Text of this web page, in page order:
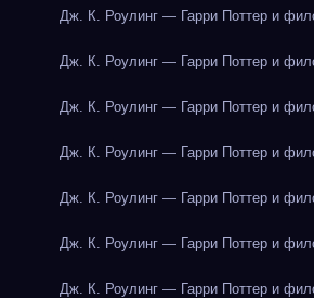
Дж. К. Роулинг — Гарри Поттер и
Дж. К. Роулинг — Гарри Поттер и
Дж. К. Роулинг — Гарри Поттер и
Дж. К. Роулинг — Гарри Поттер и
Дж. К. Роулинг — Гарри Поттер и
Дж. К. Роулинг — Гарри Поттер и
Дж. К. Роулинг — Гарри Поттер и